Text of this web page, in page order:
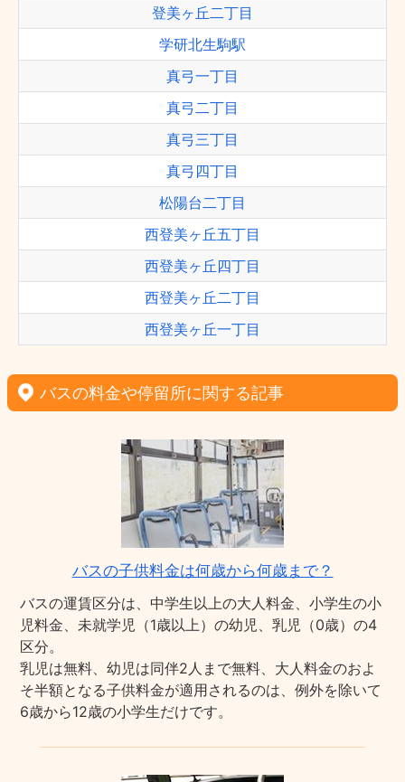
登美ヶ丘二丁目
学研北生駒駅
真弓一丁目
真弓二丁目
真弓三丁目
真弓四丁目
松陽台二丁目
西登美ヶ丘五丁目
西登美ヶ丘四丁目
西登美ヶ丘二丁目
西登美ヶ丘一丁目
バスの料金や停留所に関する記事
バスの子供料金は何歳から何歳まで？
バスの運賃区分は、中学生以上の大人料金、小学生の小
児料金、未就学児（1歳以上）の幼児、乳児（0歳）の4
区分。
乳児は無料、幼児は同伴2人まで無料、大人料金のおよ
そ半額となる子供料金が適用されるのは、例外を除いて
6歳から12歳の小学生だけです。